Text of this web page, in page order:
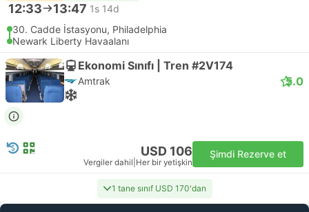
12:33 13:47 1s 14d
30. Cadde İstasyonu, Philadelphia
Newark Liberty Havaalanı
Ekonomi Sınıfı | Tren #2V174
Amtrak 5.0
USD 106
Vergiler dahil Her bir yetişkin
Şimdi Rezerve et
1 tane sınıf USD 170'dan